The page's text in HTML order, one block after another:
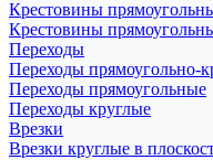
Крестовины
Крестовины
Переходы
Переходы прямоугольно-
Переходы прямоугольные
Переходы круглые
Врезки
Врезки круглые в